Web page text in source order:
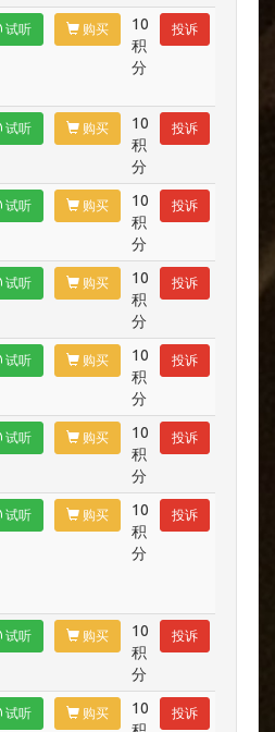
试听 购买
10
积
分
投诉
试听 购买
10
积
分
投诉
试听 购买
10
积
分
投诉
试听 购买
10
积
分
投诉
试听 购买
10
积
分
投诉
试听 购买
10
积
分
投诉
试听 购买
10
积
分
投诉
试听 购买
10
积
分
投诉
试听 购买
10
投诉